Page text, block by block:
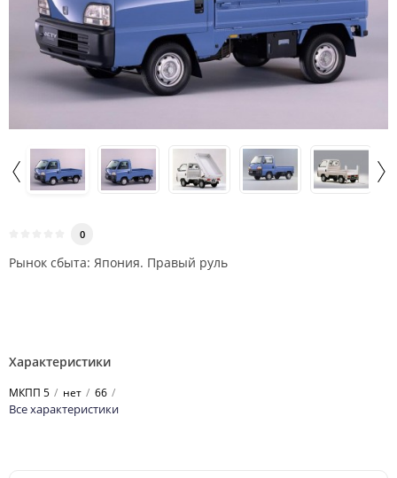
0
Рынок сбыта: Япония. Правый руль
Характеристики
МКПП 5 нет 66
Все характеристики